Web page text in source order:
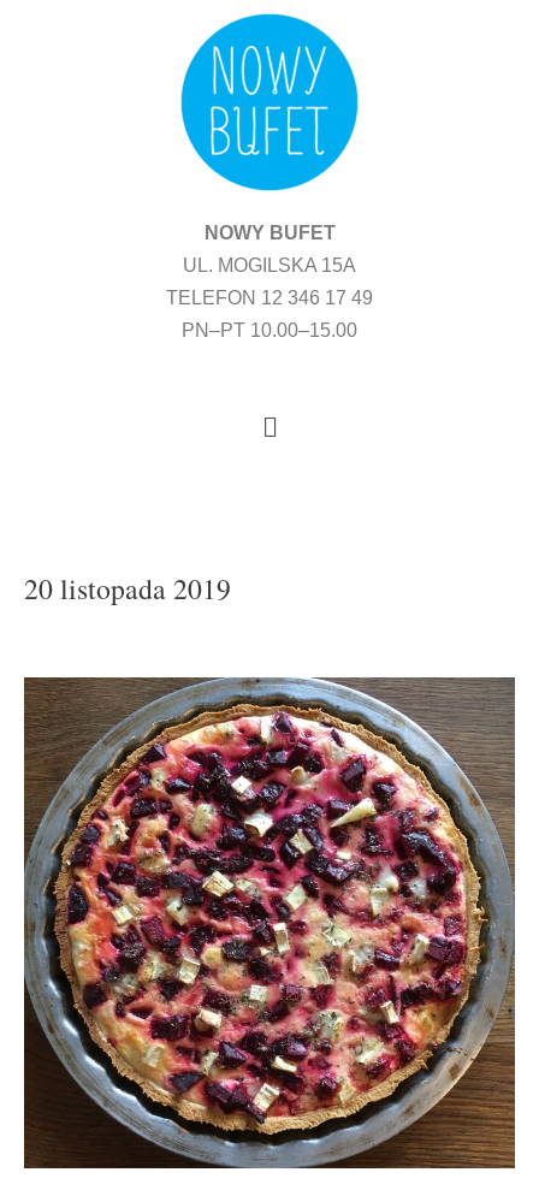
NOWY BUFET
UL. MOGILSKA 15A
TELEFON 12 346 17 49
PN–PT 10.00–15.00
Menu
20 listopada 2019